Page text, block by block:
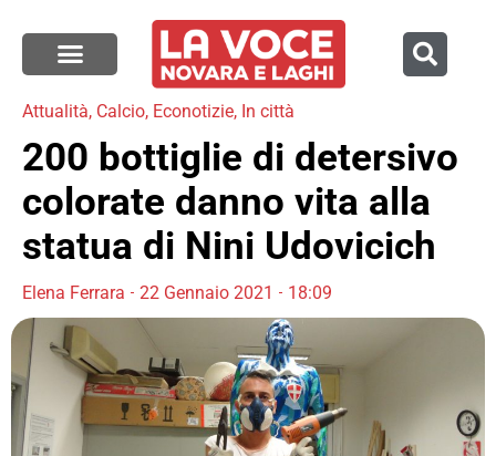
Attualità, Calcio, Econotizie, In città
200 bottiglie di detersivo
colorate danno vita alla
statua di Nini Udovicich
Elena Ferrara 22 Gennaio 2021 18:09